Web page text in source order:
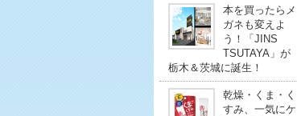
本を買ったらメ
ガネも変えよ
う！「JINS
TSUTAYA」が
栃木＆茨城に誕生！
乾燥・くま・く
すみ、一気にケ